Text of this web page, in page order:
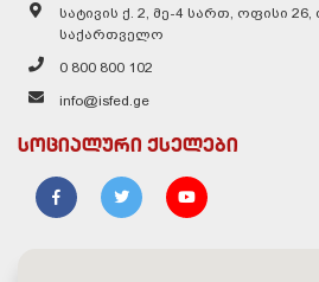
სატივის ქ. 2, მე-4 სართ, ოფისი 26,
საქართველო
0 800 800 102
info@isfed.ge
სოციალური ქსელები